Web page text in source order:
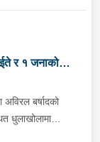
र १ जनाको
बर्षादको
धुलाखोलामा